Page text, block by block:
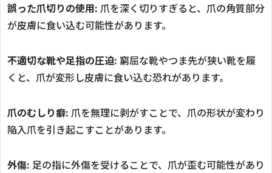
誤った爪切りの使用: 爪を深く切りすぎると、爪の角質部分
が皮膚に食い込む可能性があります。
不適切な靴や足指の圧迫: 窮屈な靴やつま先が狭い靴を履
くと、爪が変形し皮膚に食い込む恐れがあります。
爪のむしり癖: 爪を無理に剥がすことで、爪の形状が変わり
陥入爪を引き起こすことがあります。
外傷: 足の指に外傷を受けることで、爪が歪む可能性があり